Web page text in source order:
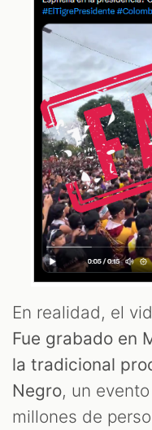
En realidad, el
Fue grabado en
la tradicional
Negro, un
millones de